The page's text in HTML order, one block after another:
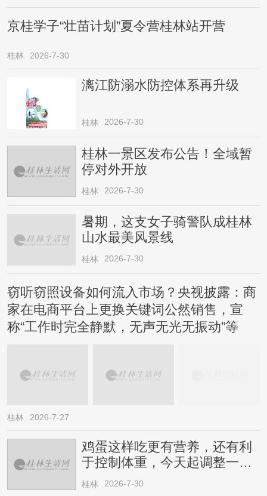
京桂学子“壮苗计划”夏令营桂林站开营
桂林 2026-7-30
漓江防溺水防控体系再升级
桂林 2026-7-30
桂林一景区发布公告！全域暂
停对外开放
桂林 2026-7-30
暑期，这支女子骑警队成桂林
山水最美风景线
桂林 2026-7-30
窃听窃照设备如何流入市场？央视披露：商
家在电商平台上更换关键词公然销售，宣
称“工作时完全静默，无声无光无振动”等
桂林 2026-7-27
鸡蛋这样吃更有营养，还有利
于控制体重，今天起调整一下
→
桂林 2026-7-30